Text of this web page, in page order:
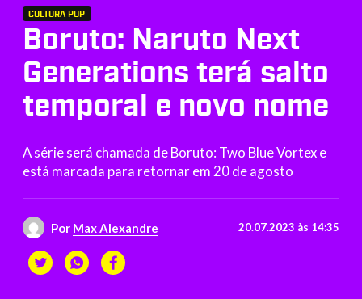
CULTURA POP
Boruto: Naruto Next
Generations terá salto
temporal e novo nome
A série será chamada de Boruto: Two Blue Vortex e
está marcada para retornar em 20 de agosto
Por Max Alexandre 20.07.2023 às 14:35